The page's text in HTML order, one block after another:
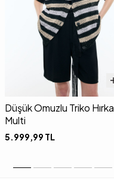
Düşük Omuzlu Triko Hırka
Multi
5.999,99 TL